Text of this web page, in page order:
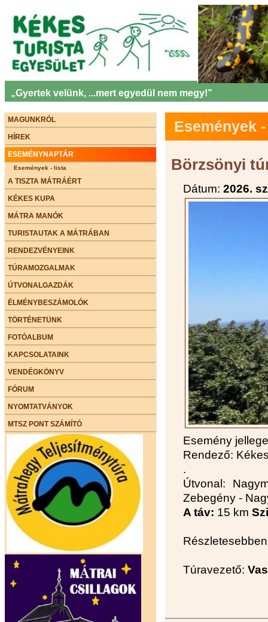
„Gyertek velünk, ...mert egyedül nem megy!”
MAGUNKRÓL
HÍREK
ESEMÉNYNAPTÁR
Események - lista
A TISZTA MÁTRÁÉRT
KÉKES KUPA
MÁTRA MANÓK
TURISTAUTAK A MÁTRÁBAN
RENDEZVÉNYEINK
TÚRAMOZGALMAK
ÚTVONALGAZDÁK
ÉLMÉNYBESZÁMOLÓK
TÖRTÉNETÜNK
FOTÓALBUM
KAPCSOLATAINK
VENDÉGKÖNYV
FÓRUM
NYOMTATVÁNYOK
MTSZ PONT SZÁMÍTÓ
Események
Börzsönyi
Dátum: 2026.
Esemény
Rendező:
.
Útvonal:
Zebegény -
A táv: 15 km
Túravezető: